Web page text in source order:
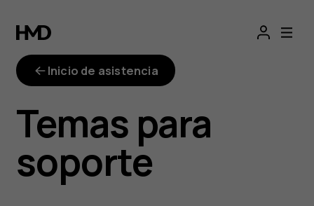
No
hay
suficiente
espacio
libre
Inicio de asistencia
Temas para
soporte